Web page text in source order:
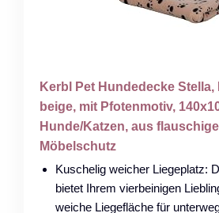
Kerbl Pet Hundedecke Stella,
beige, mit Pfotenmotiv,
Hunde/Katzen, aus
Möbelschutz
Kuschelig weicher Liegeplatz:
bietet Ihrem vierbeinigen
weiche Liegefläche für